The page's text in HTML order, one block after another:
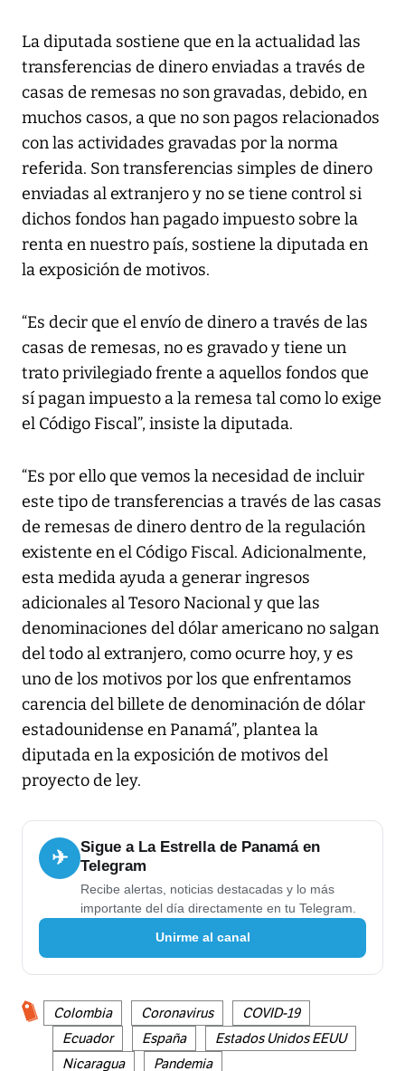
La diputada sostiene que en la actualidad las
transferencias de dinero enviadas a través de
casas de remesas no son gravadas, debido, en
muchos casos, a que no son pagos relacionados
con las actividades gravadas por la norma
referida. Son transferencias simples de dinero
enviadas al extranjero y no se tiene control si
dichos fondos han pagado impuesto sobre la
renta en nuestro país, sostiene la diputada en
la exposición de motivos.
“Es decir que el envío de dinero a través de las
casas de remesas, no es gravado y tiene un
trato privilegiado frente a aquellos fondos que
sí pagan impuesto a la remesa tal como lo exige
el Código Fiscal”, insiste la diputada.
“Es por ello que vemos la necesidad de incluir
este tipo de transferencias a través de las casas
de remesas de dinero dentro de la regulación
existente en el Código Fiscal. Adicionalmente,
esta medida ayuda a generar ingresos
adicionales al Tesoro Nacional y que las
denominaciones del dólar americano no salgan
del todo al extranjero, como ocurre hoy, y es
uno de los motivos por los que enfrentamos
carencia del billete de denominación de dólar
estadounidense en Panamá”, plantea la
diputada en la exposición de motivos del
proyecto de ley.
✈
Sigue a La Estrella de Panamá en
Telegram
Recibe alertas, noticias destacadas y lo más
importante del día directamente en tu Telegram.
Unirme al canal
Colombia Coronavirus
COVID-19
Ecuador
España
Estados Unidos EEUU
Nicaragua
Pandemia